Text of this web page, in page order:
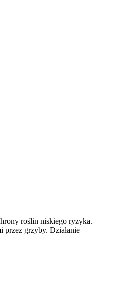
roślin niskiego ryzyka.
grzyby. Działanie